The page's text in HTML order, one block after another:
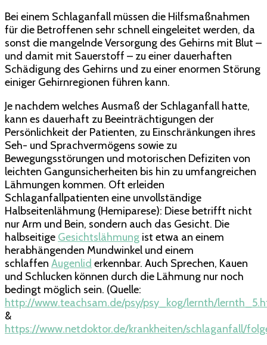
Bei einem Schlaganfall müssen die Hilfsmaßnahmen
für die Betroffenen sehr schnell eingeleitet werden, da
sonst die mangelnde Versorgung des Gehirns mit Blut –
und damit mit Sauerstoff – zu einer dauerhaften
Schädigung des Gehirns und zu einer enormen Störung
einiger Gehirnregionen führen kann.
Je nachdem welches Ausmaß der Schlaganfall hatte,
kann es dauerhaft zu Beeinträchtigungen der
Persönlichkeit der Patienten, zu Einschränkungen ihres
Seh- und Sprachvermögens sowie zu
Bewegungsstörungen und motorischen Defiziten von
leichten Gangunsicherheiten bis hin zu umfangreichen
Lähmungen kommen. Oft erleiden
Schlaganfallpatienten eine unvollständige
Halbseitenlähmung (Hemiparese): Diese betrifft nicht
nur Arm und Bein, sondern auch das Gesicht. Die
halbseitige Gesichtslähmung ist etwa an einem
herabhängenden Mundwinkel und einem
schlaffen Augenlid erkennbar. Auch Sprechen, Kauen
und Schlucken können durch die Lähmung nur noch
bedingt möglich sein. (Quelle:
http://www.teachsam.de/psy/psy_kog/lernth/
&
https://www.netdoktor.de/krankheiten/schlaganfall/